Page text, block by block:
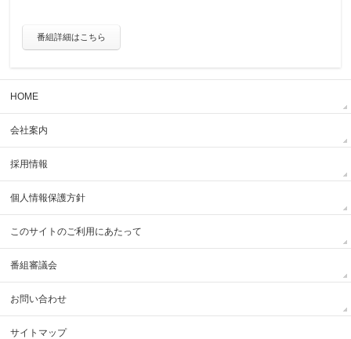
番組詳細はこちら
HOME
会社案内
採用情報
個人情報保護方針
このサイトのご利用にあたって
番組審議会
お問い合わせ
サイトマップ